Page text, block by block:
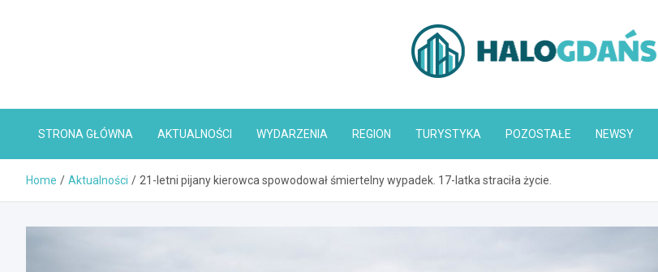
HaloGdańsk.pl
STRONA GŁÓWNA AKTUALNOŚCI WYDARZENIA REGION TURYSTYKA POZOSTAŁE NEWSY
Home Aktualności 21-letni pijany kierowca spowodował śmiertelny wypadek. 17-latka straciła życie.